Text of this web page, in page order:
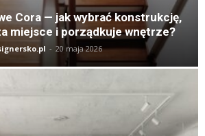
Cora — jak wybrać konstrukcję,
miejsce i porządkuje wnętrze?
- 20 maja 2026